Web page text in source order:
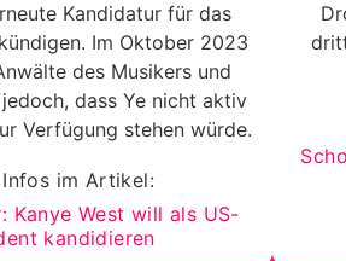
Kandidatur für das
Im Oktober 2023
des Musikers und
dass Ye nicht aktiv
Verfügung stehen würde.
im Artikel:
Kanye West will als US-
kandidieren